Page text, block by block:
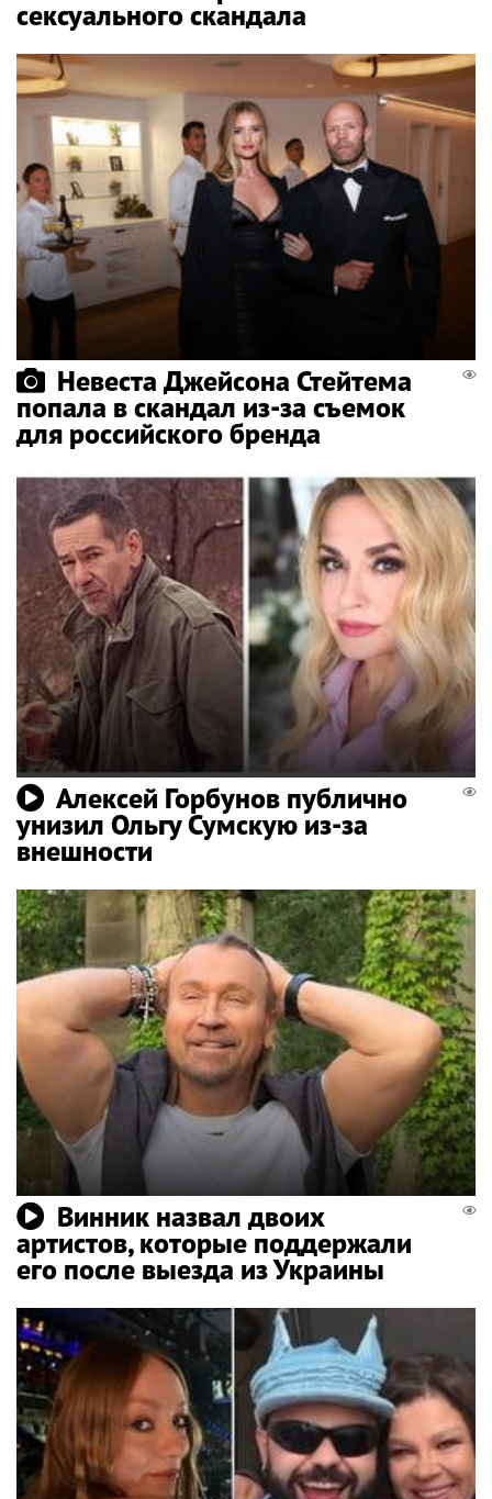
сексуального скандала
Невеста Джейсона Стейтема
попала в скандал из-за съемок
для российского бренда
Алексей Горбунов публично
унизил Ольгу Сумскую из-за
внешности
Винник назвал двоих
артистов, которые поддержали
его после выезда из Украины